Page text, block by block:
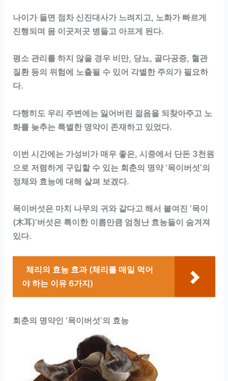
나이가 들면 점차 신진대사가 느려지고, 노화가 빠르게
진행되며 몸 이곳저곳 병들고 아프게 된다.
평소 관리를 하지 않을 경우 비만, 당뇨, 골다공증, 혈관
질환 등의 위험에 노출될 수 있어 각별한 주의가 필요하
다.
다행히도 우리 주변에는 잃어버린 젊음을 되찾아주고 노
화를 늦추는 특별한 명약이 존재하고 있었다.
이번 시간에는 가성비가 매우 좋은, 시중에서 단돈 3천원
으로 저렴하게 구입할 수 있는 회춘의 명약 ‘목이버섯’의
정체와 효능에 대해 살펴 보겠다.
목이버섯은 마치 나무의 귀와 같다고 해서 붙여진 ‘목이
(木耳)’버섯은 특이한 이름만큼 엄청난 효능들이 숨겨져
있다.
체리의 효능 효과 (체리를 매일 먹어
야 하는 이유 6가지)
회춘의 명약인 ‘목이버섯’의 효능